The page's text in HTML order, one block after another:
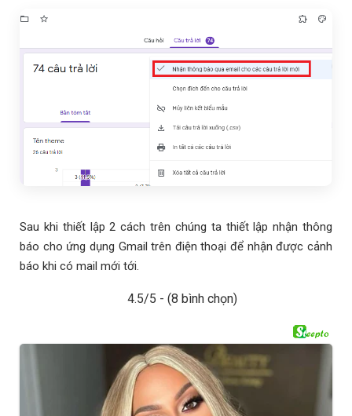
Sau khi thiết lập 2 cách trên chúng ta thiết lập nhận thông
báo cho ứng dụng Gmail trên điện thoại để nhận được cảnh
báo khi có mail mới tới.
4.5/5 - (8 bình chọn)